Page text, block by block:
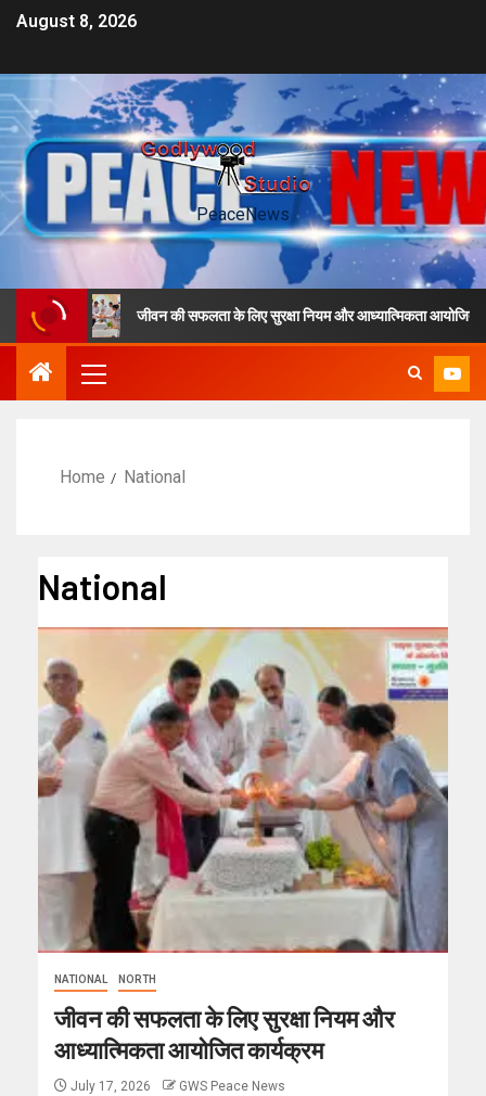
August 8, 2026
PeaceNews
जीवन की सफलता के लिए सुरक्षा नियम और आध्यात्मिकता आयोजित कार्यक्रम
Home National
National
NATIONAL NORTH
जीवन की सफलता के लिए सुरक्षा नियम और
आध्यात्मिकता आयोजित कार्यक्रम
July 17, 2026 GWS Peace News